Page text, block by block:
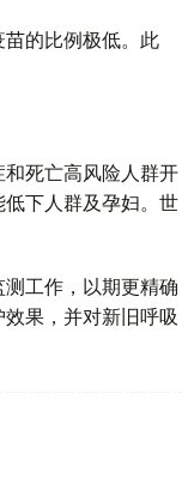
的比例极低。此
死亡高风险人群开
下人群及孕妇。世
工作，以期更精确
果，并对新旧呼吸